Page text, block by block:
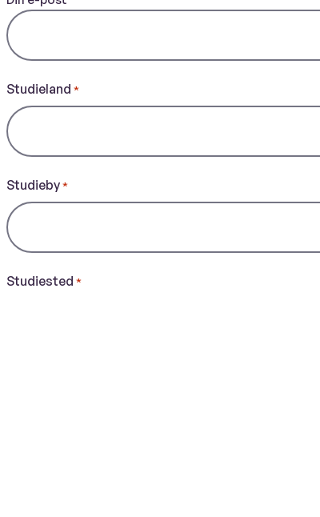
Studieland *
Studieby *
Studiested *